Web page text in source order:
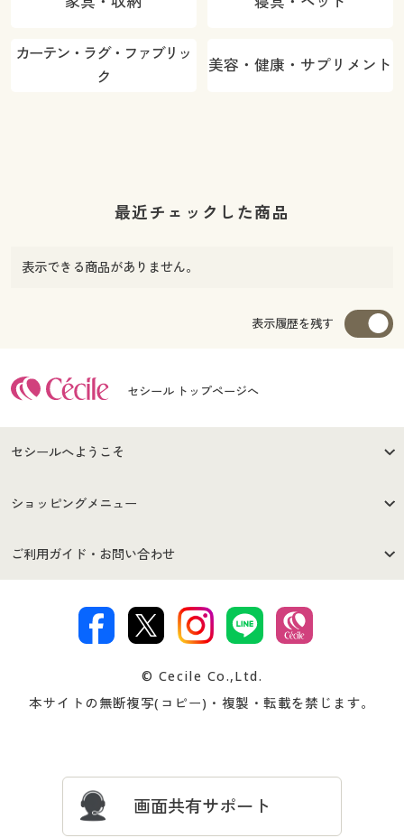
カラー・サイズを選択しカートに入れる
カーテン・ラグ・ファブリッ
ク
美容・健康・サプリメント
最近チェックした商品
表示できる商品がありません。
表示履歴を残す
セシール トップページへ
セシールへようこそ
はじめての方へ
セシールご利用規約
著作権・商標について 会社案内
ショッピングメニュー
商品カテゴリ
プレゼント＆キャンペーン サイトマップ
ご利用ガイド・お問い合わせ
交換・返品は お支払は
ついて
忘れの場合
© Cecile Co.,Ltd.
本サイトの無断複写(コピー)・複製・転載を禁じます。
画面共有サポート